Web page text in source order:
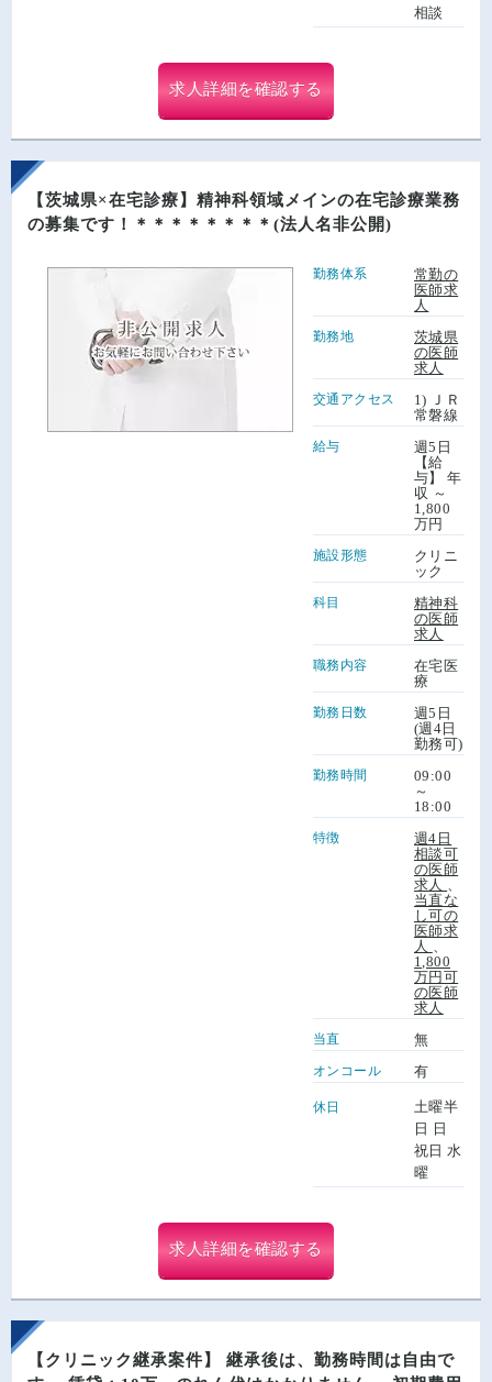
相談
求人詳細を確認する
【茨城県×在宅診療】精神科領域メインの在宅診療業務
の募集です！＊＊＊＊＊＊＊＊(法人名非公開)
勤務体系
常勤の
医師求
人
勤務地
茨城県
の医師
求人
交通アクセス
1) ＪＲ
常磐線
給与
週5日
【給
与】 年
収 ～
1,800
万円
施設形態
クリニ
ック
科目
精神科
の医師
求人
職務内容
在宅医
療
勤務日数
週5日
(週4日
勤務可)
勤務時間
09:00
～
18:00
特徴
週4日
相談可
の医師
求人
当直な
し可の
医師求
人
1,800
万円可
の医師
求人
当直 無
オンコール 有
休日
土曜半
日 日
祝日 水
曜
求人詳細を確認する
【クリニック継承案件】 継承後は、勤務時間は自由で